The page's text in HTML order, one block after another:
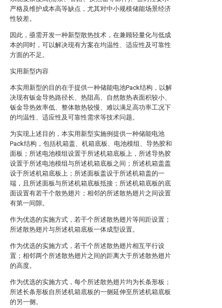
严格及维护成本高等缺点，尤其对中小规模储能场景经济
性较差。
因此，亟需开发一种新型散热技术，在兼顾轻量化与低成
本的同时，可以解决现有方案在均温性、适应性及可靠性
方面的不足。
实用新型内容
本实用新型的目的在于提供一种储能电池Pack结构，以解
决现有钣金导热路径长、热阻高、自然散热表面积较小、
钣金导热效率低、整体散热较慢、难以满足高功率工况下
的均温性、适应性及可靠性需求等技术问题。
为实现上述目的，本实用新型实施例提供一种储能电池
Pack结构，包括机箱盖、机箱底板、电池模组、导热胶和
面板；所述电池模组设置于所述机箱底板上，所述导热胶
设置于所述电池模组与所述机箱底板之间；所述机箱盖盖
设于所述机箱底板上；所述面板盖设于所述机箱盖的一
端，且所述面板与所述机箱底板抵接；所述机箱底板的底
面设置有若干个散热翅片；相邻的所述散热翅片之间设置
有第一间隙。
作为优选的实施方式，若干个所述散热翅片等间距设置；
所述散热翅片与所述机箱底板一体成型设置。
作为优选的实施方式，若干个所述散热翅片相互平行设
置；相邻两个所述散热翅片之间的距离大于所述散热翅片
的高度。
作为优选的实施方式，每个所述散热翅片均为长条形板；
所述长条形板自所述机箱底板的一侧延伸至所述机箱底板
的另一侧。